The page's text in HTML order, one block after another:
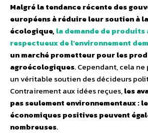
Malgré la tendance récente des
européens à réduire leur soutien à
écologique,la demande de
respectueux de l’environnement
un marché prometteur pour les
agroécologiques. Cependant, cela
un véritable soutien des décideurs
Contrairement aux idées reçues,les
pas seulement environnementaux :
économiques positives peuvent
nombreuses.